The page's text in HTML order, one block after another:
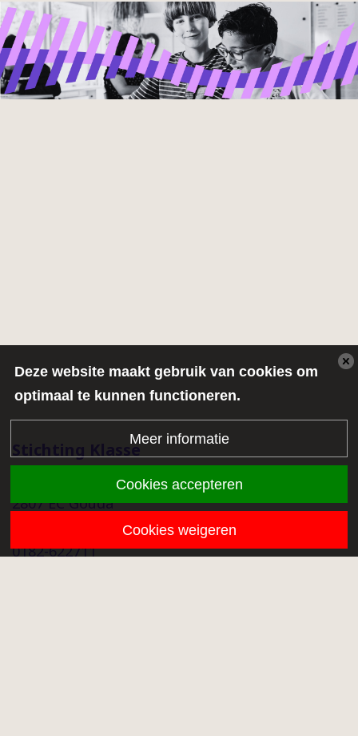
Stichting Klasse
Middenmolenlaan 68a
2807 EC Gouda
info@stichtingklasse.nl
0182-622711
Deze website maakt gebruik van cookies om
optimaal te kunnen functioneren.
Meer informatie
Cookies accepteren
Cookies weigeren